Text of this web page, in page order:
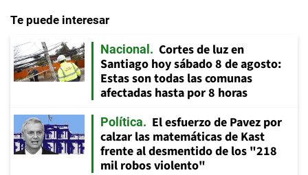
Te puede interesar
Nacional
Cortes de luz en
Santiago hoy sábado 8 de agosto:
Estas son todas las comunas
afectadas hasta por 8 horas
Política
El esfuerzo de Pavez por
calzar las matemáticas de Kast
frente al desmentido de los "218
mil robos violento"